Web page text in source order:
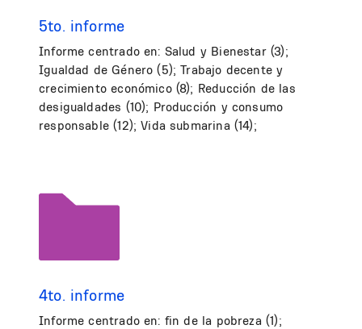
5to. informe
Informe centrado en: Salud y Bienestar (3);
Igualdad de Género (5); Trabajo decente y
crecimiento económico (8); Reducción de las
desigualdades (10); Producción y consumo
responsable (12); Vida submarina (14);
4to. informe
Informe centrado en: fin de la pobreza (1);